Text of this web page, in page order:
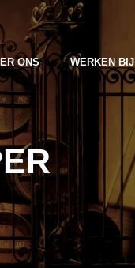
ONS WERKEN BIJ